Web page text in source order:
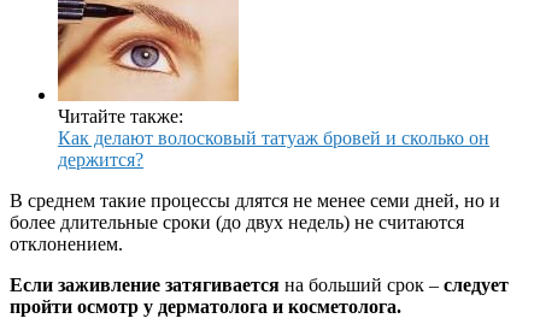
Читайте также:
Как делают волосковый татуаж бровей и сколько он
держится?
В среднем такие процессы длятся не менее семи дней, но и
более длительные сроки (до двух недель) не считаются
отклонением.
Если заживление затягивается на больший срок – следует
пройти осмотр у дерматолога и косметолога.